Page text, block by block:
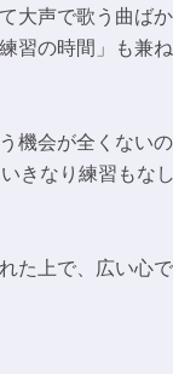
大声で歌う曲ばか
習の時間」も兼
機会が全くないの
きなり練習もな
た上で、広い心